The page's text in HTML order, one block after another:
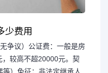
少费用
争议）公证费：一般是房
较高不超20000元。契
）免征；非法定继承人